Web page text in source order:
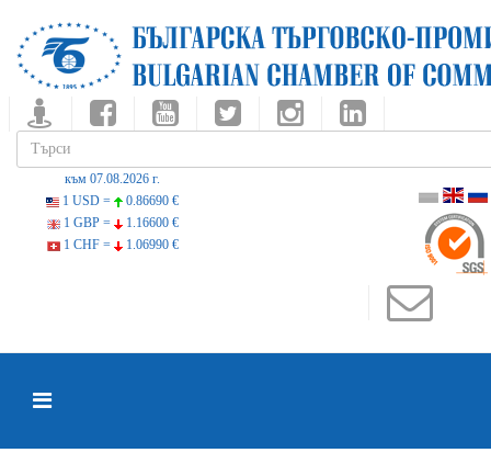
към 07.08.2026 г.
1 USD =
0.86690 €
1 GBP =
1.16600 €
1 CHF =
1.06990 €